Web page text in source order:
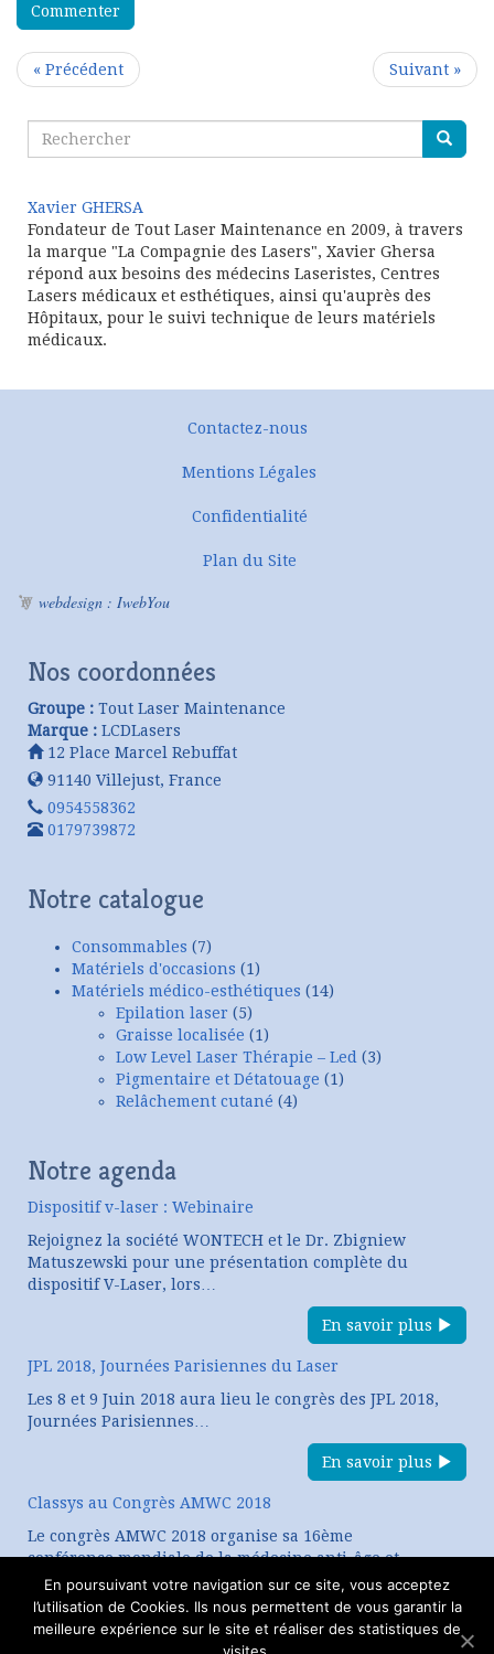
Suivant »
« Précédent
Xavier GHERSA
Fondateur de Tout Laser Maintenance en 2009, à travers
la marque "La Compagnie des Lasers", Xavier Ghersa
répond aux besoins des médecins Laseristes, Centres
Lasers médicaux et esthétiques, ainsi qu'auprès des
Hôpitaux, pour le suivi technique de leurs matériels
médicaux.
Contactez-nous
Mentions Légales
Confidentialité
Plan du Site
webdesign : IwebYou
Nos coordonnées
Groupe : Tout Laser Maintenance
Marque : LCDLasers
12 Place Marcel Rebuffat
91140 Villejust, France
0954558362
0179739872
Notre catalogue
Consommables (7)
Matériels d'occasions (1)
Matériels médico-esthétiques (14)
Epilation laser (5)
Graisse localisée (1)
Low Level Laser Thérapie – Led (3)
Pigmentaire et Détatouage (1)
Relâchement cutané (4)
Notre agenda
Dispositif v-laser : Webinaire
Rejoignez la société WONTECH et le Dr. Zbigniew
Matuszewski pour une présentation complète du
dispositif V-Laser, lors…
En savoir plus
JPL 2018, Journées Parisiennes du Laser
Les 8 et 9 Juin 2018 aura lieu le congrès des JPL 2018,
Journées Parisiennes…
En savoir plus
Classys au Congrès AMWC 2018
Le congrès AMWC 2018 organise sa 16ème
conférence mondiale de la médecine anti-âge et
esthétique. CLASSYS, expert…
En savoir plus
En poursuivant votre navigation sur ce site, vous acceptez
l’utilisation de Cookies. Ils nous permettent de vous garantir la
meilleure expérience sur le site et réaliser des statistiques de